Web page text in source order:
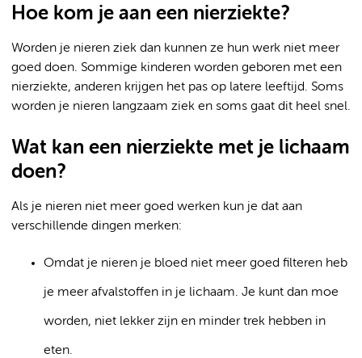
Hoe kom je aan een nierziekte?
Worden je nieren ziek dan kunnen ze hun werk niet meer
goed doen. Sommige kinderen worden geboren met een
nierziekte, anderen krijgen het pas op latere leeftijd. Soms
worden je nieren langzaam ziek en soms gaat dit heel snel.
Wat kan een nierziekte met je lichaam
doen?
Als je nieren niet meer goed werken kun je dat aan
verschillende dingen merken:
Omdat je nieren je bloed niet meer goed filteren heb
je meer afvalstoffen in je lichaam. Je kunt dan moe
worden, niet lekker zijn en minder trek hebben in
eten.